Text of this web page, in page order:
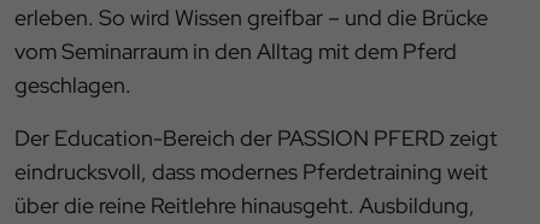
erleben. So wird Wissen greifbar – und die Brücke
vom Seminarraum in den Alltag mit dem Pferd
geschlagen.
Der Education-Bereich der PASSION PFERD zeigt
eindrucksvoll, dass modernes Pferdetraining weit
über die reine Reitlehre hinausgeht. Ausbildung,